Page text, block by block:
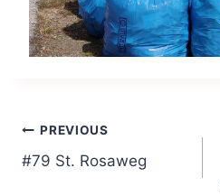
Post
navigation
PREVIOUS
#79 St. Rosaweg